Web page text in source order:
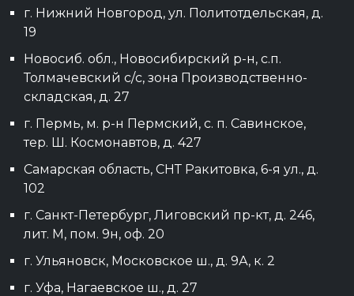
г. Нижний Новгород, ул. Политотдельская, д.
19
Новосиб. обл., Новосибирский р-н, с.п.
Толмачевский с/с, зона Производственно-
складская, д. 27
г. Пермь, м. р-н Пермский, с. п. Савинское,
тер. Ш. Космонавтов, д. 427
Самарская область, СНТ Ракитовка, 6-я ул., д.
102
г. Санкт-Петербург, Лиговский пр-кт, д. 246,
лит. М, пом. 9н, оф. 20
г. Ульяновск, Московское ш., д. 9А, к. 2
г. Уфа, Нагаевское ш., д. 27